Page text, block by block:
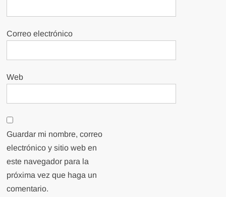
Correo electrónico
Web
Guardar mi nombre, correo
electrónico y sitio web en
este navegador para la
próxima vez que haga un
comentario.